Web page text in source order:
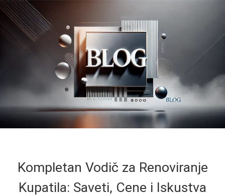
Kompletan Vodič za Renoviranje
Kupatila: Saveti, Cene i Iskustva